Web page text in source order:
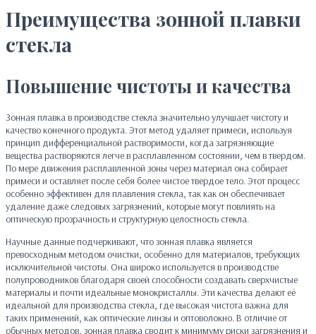
Преимущества зонной плавки
стекла
Повышение чистоты и качества
Зонная плавка в производстве стекла значительно улучшает чистоту и
качество конечного продукта. Этот метод удаляет примеси, используя
принцип дифференциальной растворимости, когда загрязняющие
вещества растворяются легче в расплавленном состоянии, чем в твердом.
По мере движения расплавленной зоны через материал она собирает
примеси и оставляет после себя более чистое твердое тело. Этот процесс
особенно эффективен для плавления стекла, так как он обеспечивает
удаление даже следовых загрязнений, которые могут повлиять на
оптическую прозрачность и структурную целостность стекла.
Научные данные подчеркивают, что зонная плавка является
превосходным методом очистки, особенно для материалов, требующих
исключительной чистоты. Она широко используется в производстве
полупроводников благодаря своей способности создавать сверхчистые
материалы и почти идеальные монокристаллы. Эти качества делают её
идеальной для производства стекла, где высокая чистота важна для
таких применений, как оптические линзы и оптоволокно. В отличие от
обычных методов, зонная плавка сводит к минимуму риски загрязнения и